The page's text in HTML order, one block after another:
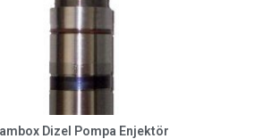
Dizel Pompa Enjektör